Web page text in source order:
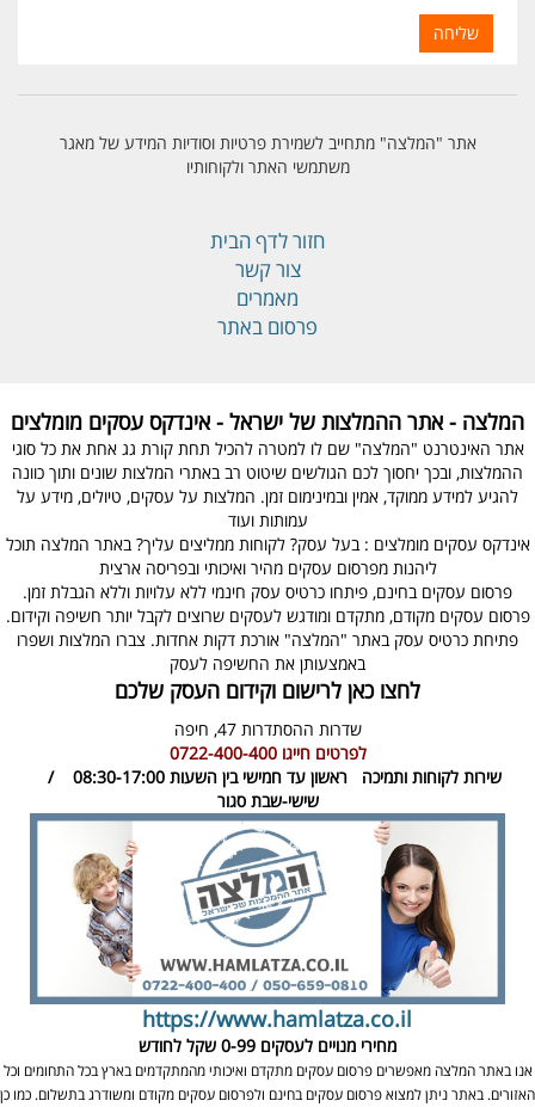
אתר "המלצה" מתחייב לשמירת פרטיות וסודיות המידע של מאגר
משתמשי האתר ולקוחותיו
חזור לדף הבית
צור קשר
מאמרים
פרסום באתר
המלצה - אתר ההמלצות של ישראל - אינדקס עסקים מומלצים
אתר האינטרנט "המלצה" שם לו למטרה להכיל תחת קורת גג אחת את כל סוגי
ההמלצות, ובכך יחסוך לכם הגולשים שיטוט רב באתרי המלצות שונים ותוך כוונה
להגיע למידע ממוקד, אמין ובמינימום זמן. המלצות על עסקים, טיולים, מידע על
עמותות ועוד
אינדקס עסקים מומלצים : בעל עסק? לקוחות ממליצים עליך? באתר המלצה תוכל
ליהנות מפרסום עסקים מהיר ואיכותי ובפריסה ארצית
פרסום עסקים בחינם, פיתחו כרטיס עסק חינמי ללא עלויות וללא הגבלת זמן.
פרסום עסקים מקודם, מתקדם ומודגש לעסקים שרוצים לקבל יותר חשיפה וקידום.
פתיחת כרטיס עסק באתר "המלצה" אורכת דקות אחדות. צברו המלצות ושפרו
באמצעותן את החשיפה לעסק
לחצו כאן לרישום וקידום העסק שלכם
שדרות ההסתדרות 47,
חיפה
לפרטים חייגו0722-400-400
שירות לקוחות ותמיכה
ראשון עד חמישי בין השעות 08:30-17:00 /
שישי-שבת סגור
https://www.hamlatza.co.il
מחירי מנויים לעסקים 0-99 שקל לחודש
אנו באתר המלצה מאפשרים פרסום עסקים מתקדם ואיכותי מהמתקדמים בארץ בכל התחומים וכל
האזורים. באתר ניתן למצוא פרסום עסקים בחינם ולפרסום עסקים מקודם ומשודרג בתשלום. כמו כן